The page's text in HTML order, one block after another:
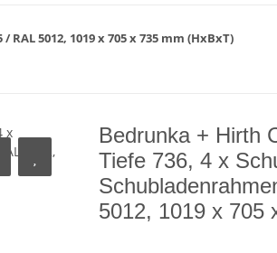
5012, 1019 x 705 x 735 mm (HxBxT)
Bedrunka + Hirth
Tiefe 736, 4 x
5012, 1019 x 705